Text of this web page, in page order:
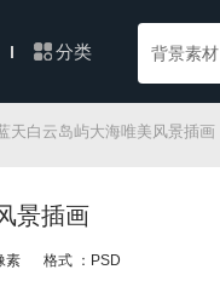
分类 背景素材
天白云岛屿大海唯美风景插画
景插画
素 格式 ：PSD